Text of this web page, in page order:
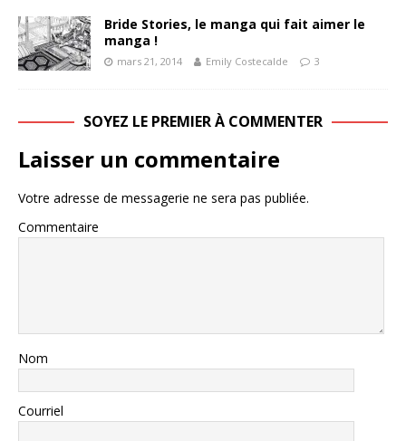
Bride Stories, le manga qui fait aimer le
manga !
mars 21, 2014 Emily Costecalde 3
SOYEZ LE PREMIER À COMMENTER
Laisser un commentaire
Votre adresse de messagerie ne sera pas publiée.
Commentaire
Nom
Courriel